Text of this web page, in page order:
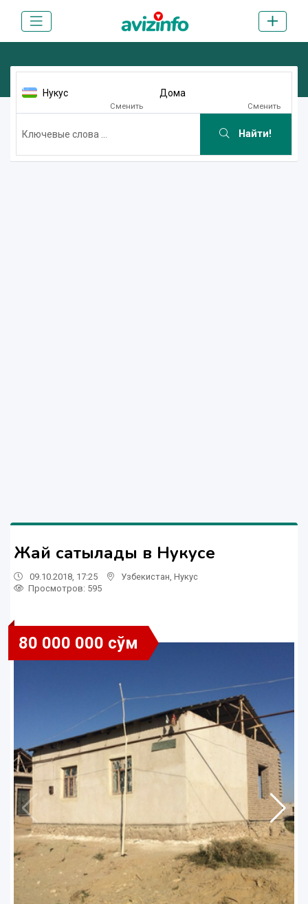
Нукус
Сменить
Дома
Сменить
Найти!
Жай сатылады в Нукусе
09.10.2018, 17:25 Узбекистан Нукус
Просмотров: 595
80 000 000 сўм